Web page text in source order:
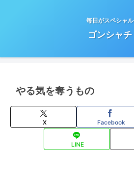
毎日がスペシャル
ゴンシャチ
やる気を奪うもの
X Facebook
LINE